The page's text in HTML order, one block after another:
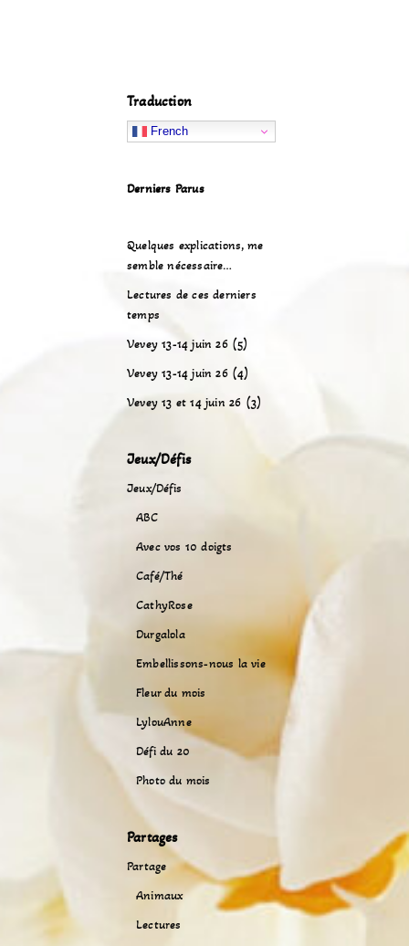
Traduction
French
Derniers Parus
Quelques explications, me
semble nécessaire…
Lectures de ces derniers
temps
Vevey 13-14 juin 26 (5)
Vevey 13-14 juin 26 (4)
Vevey 13 et 14 juin 26 (3)
Jeux/Défis
Jeux/Défis
ABC
Avec vos 10 doigts
Café/Thé
CathyRose
Durgalola
Embellissons-nous la vie
Fleur du mois
LylouAnne
Défi du 20
Photo du mois
Partages
Partage
Animaux
Lectures